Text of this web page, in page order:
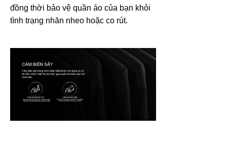
đồng thời bảo vệ quần áo của bạn khỏi
tình trạng nhăn nheo hoặc co rút.